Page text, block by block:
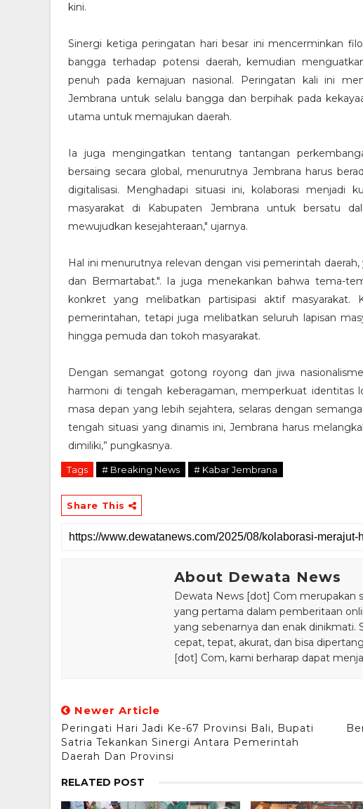
kini.
Sinergi ketiga peringatan hari besar ini mencerminkan
bangga terhadap potensi daerah, kemudian
penuh pada kemajuan nasional. Peringatan kali ini
Jembrana untuk selalu bangga dan berpihak pada
utama untuk memajukan daerah.
Ia juga mengingatkan tentang tantangan
bersaing secara global, menurutnya Jembrana harus
digitalisasi. Menghadapi situasi ini, kolaborasi menjadi
masyarakat di Kabupaten Jembrana untuk bersatu
mewujudkan kesejahteraan," ujarnya.
Hal ini menurutnya relevan dengan visi pemerintah
dan Bermartabat.". Ia juga menekankan bahwa tema-
konkret yang melibatkan partisipasi aktif
pemerintahan, tetapi juga melibatkan seluruh lapisan
hingga pemuda dan tokoh masyarakat.
Dengan semangat gotong royong dan jiwa
harmoni di tengah keberagaman, memperkuat identitas
masa depan yang lebih sejahtera, selaras dengan
tengah situasi yang dinamis ini, Jembrana harus
dimiliki,” pungkasnya.
Tags # Breaking News # Kabar Jembrana
Share This
About Dewata News
Dewata News [dot] Com merupakan
yang pertama dalam pemberitaan
yang sebenarnya dan enak dinikmati.
cepat, tepat, akurat, dan bisa
[dot] Com, kami berharap dapat
Newer Article
Peringati Hari Jadi Ke-67 Provinsi Bali, Bupati
Satria Tekankan Sinergi Antara Pemerintah
Daerah Dan Provinsi
RELATED POST